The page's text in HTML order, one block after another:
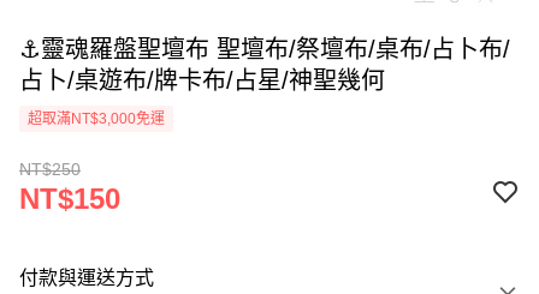
⚓️靈魂羅盤聖壇布 聖壇布/祭壇布/桌布/占卜布/
占卜/桌遊布/牌卡布/占星/神聖幾何
超取滿NT$3,000免運
NT$250
NT$150
付款與運送方式